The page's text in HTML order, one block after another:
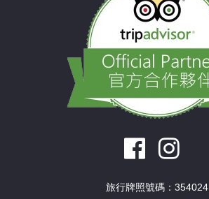
旅行牌照號碼：354024